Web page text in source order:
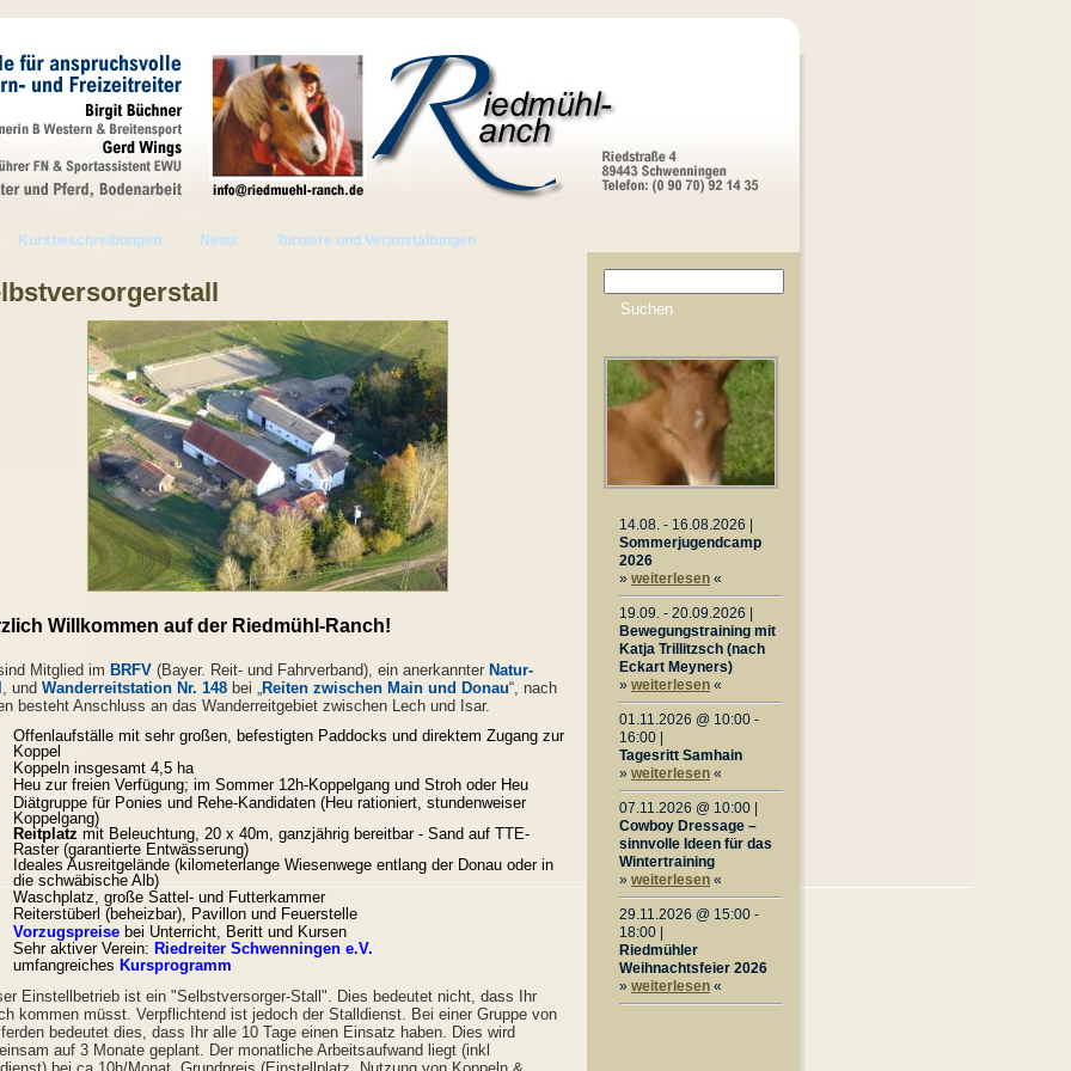
Kursbeschreibungen News
Turniere und Veranstaltungen
Willkommen auf der Riedmühl-Ranch!
Mitglied im BRFV (Bayer. Reit- und Fahrverband), ein anerkannter Natur-
, und Wanderreitstation Nr. 148 bei „Reiten zwischen Main und Donau“, nach
besteht Anschluss an das Wanderreitgebiet zwischen Lech und Isar.
Offenlaufställe mit sehr großen, befestigten Paddocks und direktem Zugang zur
Koppel
Koppeln insgesamt 4,5 ha
Heu zur freien Verfügung; im Sommer 12h-Koppelgang und Stroh oder Heu
Diätgruppe für Ponies und Rehe-Kandidaten (Heu rationiert, stundenweiser
Koppelgang)
Reitplatz mit Beleuchtung, 20 x 40m, ganzjährig bereitbar - Sand auf TTE-
Raster (garantierte Entwässerung)
Ideales Ausreitgelände (kilometerlange Wiesenwege entlang der Donau oder in
die schwäbische Alb)
Waschplatz, große Sattel- und Futterkammer
Reiterstüberl (beheizbar), Pavillon und Feuerstelle
Vorzugspreise bei Unterricht, Beritt und Kursen
Sehr aktiver Verein: Riedreiter Schwenningen e.V.
umfangreiches Kursprogramm
Einstellbetrieb ist ein "Selbstversorger-Stall". Dies bedeutet nicht, dass Ihr
kommen müsst. Verpflichtend ist jedoch der Stalldienst. Bei einer Gruppe von
bedeutet dies, dass Ihr alle 10 Tage einen Einsatz haben. Dies wird
auf 3 Monate geplant. Der monatliche Arbeitsaufwand liegt (inkl
14.08. - 16.08.2026 |
Sommerjugendcamp
2026
» weiterlesen «
19.09. - 20.09.2026 |
Bewegungstraining mit
Katja Trillitzsch (nach
Eckart Meyners)
» weiterlesen «
01.11.2026 @ 10:00 -
16:00 |
Tagesritt Samhain
» weiterlesen «
07.11.2026 @ 10:00 |
Cowboy Dressage –
sinnvolle Ideen für das
Wintertraining
» weiterlesen «
29.11.2026 @ 15:00 -
18:00 |
Riedmühler
Weihnachtsfeier 2026
» weiterlesen «